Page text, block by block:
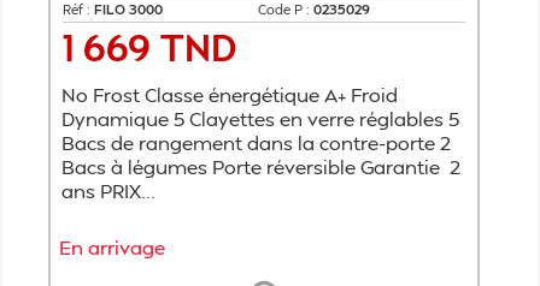
Réf : FILO 3000 Code P : 0235029
Prix
1 669 TND
No Frost Classe énergétique A+ Froid
Dynamique 5 Clayettes en verre réglables 5
Bacs de rangement dans la contre-porte 2
Bacs à légumes Porte réversible Garantie 2
ans PRIX...
En arrivage